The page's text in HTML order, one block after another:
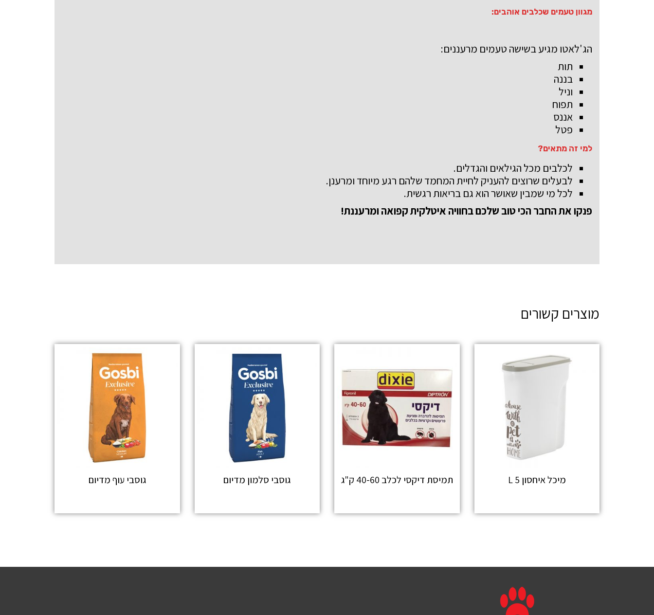
מגוון טעמים שכלבים אוהבים:
הג'לאטו מגיע בשישה טעמים מרעננים:
תות
בננה
וניל
תפוח
אננס
פטל
למי זה מתאים?
לכלבים מכל הגילאים והגדלים.
לבעלים שרוצים להעניק לחיית המחמד שלהם רגע מיוחד ומרענן.
לכל מי שמבין שאושר הוא גם בריאות רגשית.
פנקו את החבר הכי טוב שלכם בחוויה איטלקית קפואה ומרעננת!
מוצרים קשורים
מיכל איחסון 5 L תמיסת דיקסי לכלב 40-60 ק"ג גוסבי סלמון מדיום גוסבי עוף מדיום